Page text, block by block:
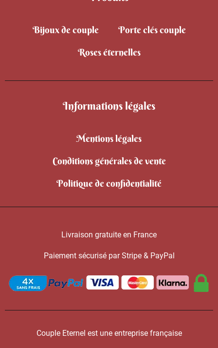
Bijoux de couple
Porte clés couple
Roses éternelles
Informations légales
Mentions légales
Conditions générales de vente
Politique de confidentialité
Livraison gratuite en France
Paiement sécurisé par Stripe & PayPal
Couple Eternel est une entreprise française